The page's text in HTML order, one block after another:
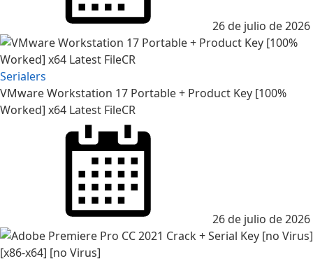
26 de julio de 2026
Serialers
VMware Workstation 17 Portable + Product Key [100%
Worked] x64 Latest FileCR
26 de julio de 2026